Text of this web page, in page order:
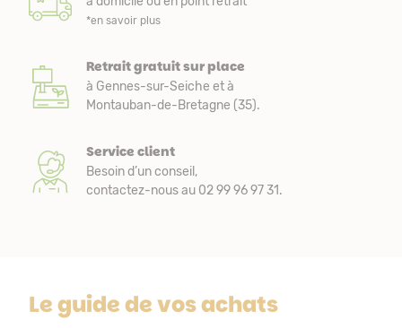
*en savoir plus
Retrait gratuit sur place
à Gennes-sur-Seiche et à
Montauban-de-Bretagne (35).
Service client
Besoin d’un conseil,
contactez-nous au 02 99 96 97 31.
Le guide de vos achats